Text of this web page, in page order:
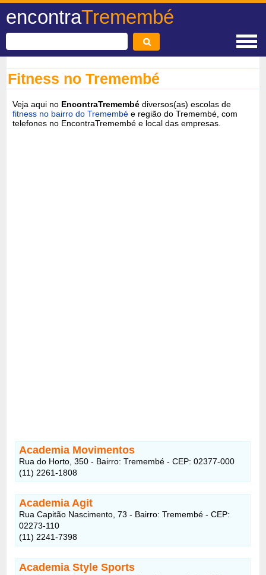
encontraTremembé
Fitness no Tremembé
Veja aqui no EncontraTremembé diversos(as) escolas de
fitness no bairro do Tremembé e região do Tremembé, com
telefones no EncontraTremembé e local das empresas.
Academia Movimentos
Rua do Horto, 350 - Bairro: Tremembé - CEP: 02377-000
(11) 2261-1808
Academia Agit
Rua Capitão Nascimento, 73 - Bairro: Tremembé - CEP:
02273-110
(11) 2241-7398
Academia Style Sports